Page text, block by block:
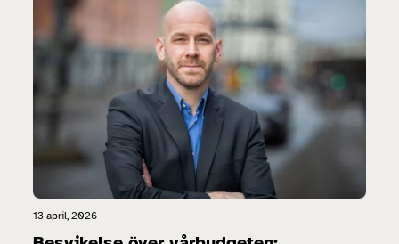
13 april, 2026